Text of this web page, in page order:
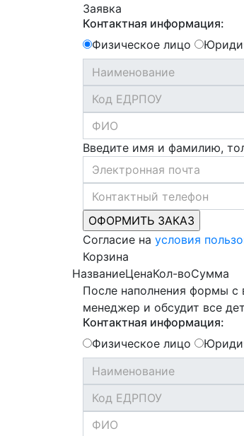
Заявка
Контактная информация:
Физическое лицо
Введите имя и фамилию,
Согласие на условия
Корзина
НазваниеЦенаКол-воСумма
После наполнения формы с
менеджер и обсудит все
Контактная информация:
Физическое лицо